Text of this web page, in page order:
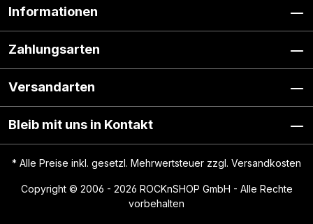
Informationen
Zahlungsarten
Versandarten
Bleib mit uns in Kontakt
* Alle Preise inkl. gesetzl. Mehrwertsteuer zzgl. Versandkosten
Copyright © 2006 - 2026 ROCKnSHOP GmbH - Alle Rechte
vorbehalten